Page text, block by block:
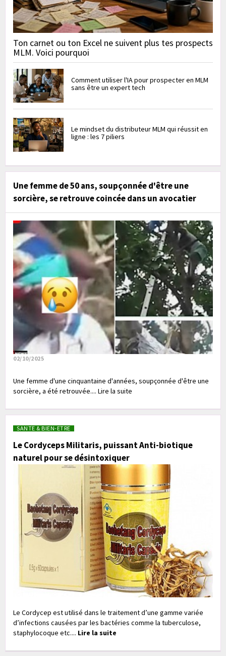
Ton carnet ou ton Excel ne suivent plus tes prospects
MLM. Voici pourquoi
Comment utiliser l'IA pour prospecter en MLM
sans être un expert tech
Le mindset du distributeur MLM qui réussit en
ligne : les 7 piliers
Une femme de 50 ans, soupçonnée d'être une
sorcière, se retrouve coincée dans un avocatier
02/10/2025
Une femme d'une cinquantaine d'années, soupçonnée d'être une
sorcière, a été retrouvée.... Lire la suite
SANTE & BIEN-ETRE
Le Cordyceps Militaris, puissant Anti-biotique
naturel pour se désintoxiquer
Le Cordycep est utilisé dans le traitement d’une gamme variée
d’infections causées par les bactéries comme la tuberculose,
staphylocoque etc.... Lire la suite